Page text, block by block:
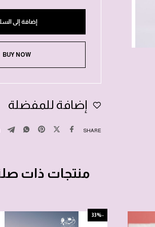
إضافة إلى
BUY NOW
إضافة للمفضلة
SHARE
منتجات ذات
-33%